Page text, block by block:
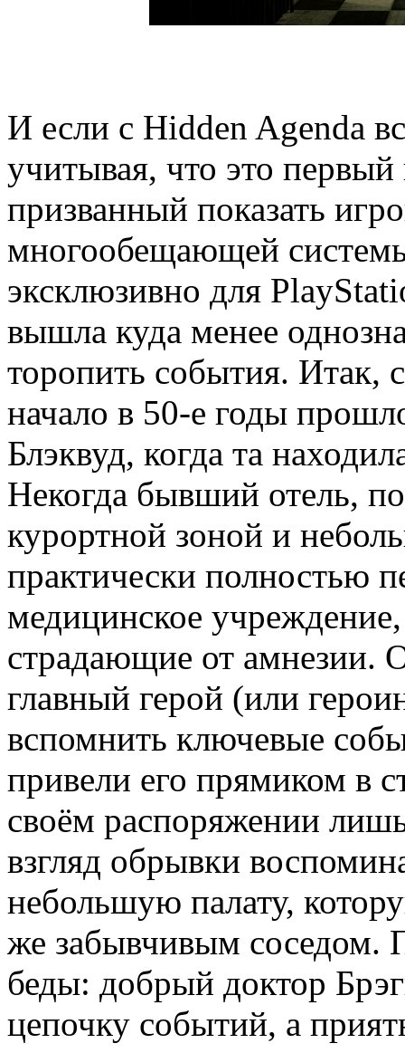
И если с Hidden Agenda
учитывая, что это
призванный показать
многообещающей
эксклюзивно для
вышла куда менее
торопить события. Итак,
начало в 50-е годы
Блэквуд, когда та
Некогда бывший отель,
курортной зоной и
практически полностью
медицинское
страдающие от амнезии.
главный герой (или
вспомнить ключевые
привели его прямиком в
своём распоряжении
взгляд обрывки
небольшую палату,
же забывчивым соседом.
беды: добрый доктор
цепочку событий, а